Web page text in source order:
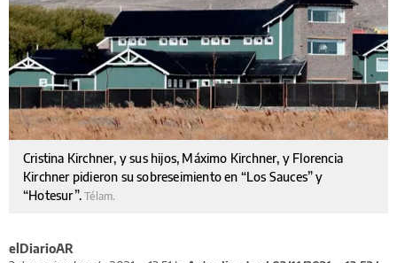
Cristina Kirchner, y sus hijos, Máximo Kirchner, y Florencia
Kirchner pidieron su sobreseimiento en “Los Sauces” y
“Hotesur”.Télam.
elDiarioAR